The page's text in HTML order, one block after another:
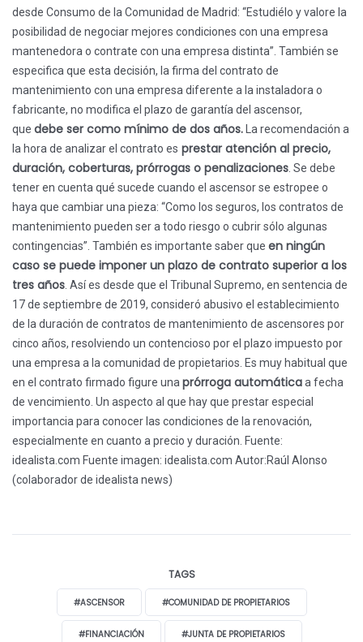
desde Consumo de la Comunidad de Madrid: “Estudiélo y valore la
posibilidad de negociar mejores condiciones con una empresa
mantenedora o contrate con una empresa distinta”. También se
especifica que esta decisión, la firma del contrato de
mantenimiento con una empresa diferente a la instaladora o
fabricante, no modifica el plazo de garantía del ascensor,
que debe ser como mínimo de dos años. La recomendación a
la hora de analizar el contrato es prestar atención al precio,
duración, coberturas, prórrogas o penalizaciones . Se debe
tener en cuenta qué sucede cuando el ascensor se estropee o
haya que cambiar una pieza: “Como los seguros, los contratos de
mantenimiento pueden ser a todo riesgo o cubrir sólo algunas
contingencias”. También es importante saber que en ningún
caso se puede imponer un plazo de contrato superior a los
tres años . Así es desde que el Tribunal Supremo, en sentencia de
17 de septiembre de 2019, consideró abusivo el establecimiento
de la duración de contratos de mantenimiento de ascensores por
cinco años, resolviendo un contencioso por el plazo impuesto por
una empresa a la comunidad de propietarios. Es muy habitual que
en el contrato firmado figure una prórroga automáticaa fecha
de vencimiento. Un aspecto al que hay que prestar especial
importancia para conocer las condiciones de la renovación,
especialmente en cuanto a precio y duración. Fuente:
idealista.com Fuente imagen: idealista.com Autor:Raúl Alonso
(colaborador de idealista news)
TAGS
#ASCENSOR #COMUNIDAD DE PROPIETARIOS
#FINANCIACIÓN #JUNTA DE PROPIETARIOS